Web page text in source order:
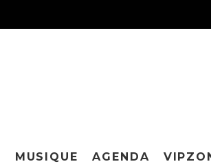
MUSIQUE AGENDA